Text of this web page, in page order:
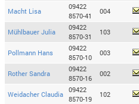
Macht Lisa
09422
8570-41
004
Mühlbauer Julia
09422
8570-31
103
Pollmann Hans
09422
8570-10
003
Rother Sandra
09422
8570-16
002
Weidacher Claudia
09422
8570-19
102